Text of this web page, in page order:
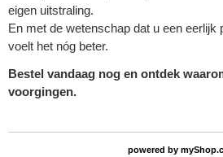
eigen uitstraling.
En met de wetenschap dat u een eerlijk
voelt het nóg beter.
Bestel vandaag nog en ontdek
voorgingen.
powered by